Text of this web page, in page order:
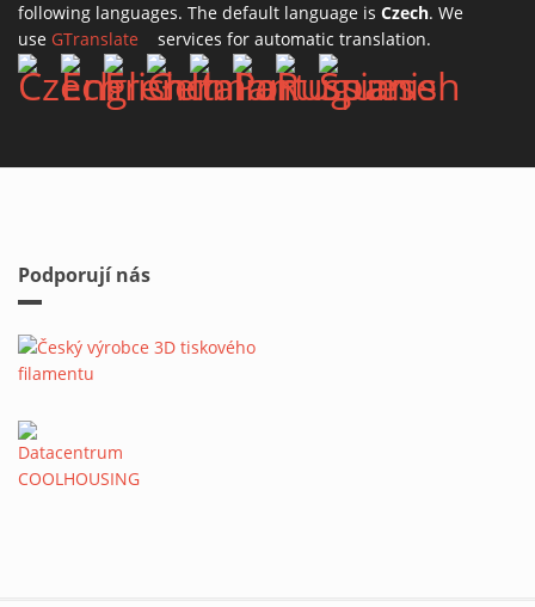
following languages. The default language is Czech. We
use GTranslate (link is external)
services for automatic translation.
Podporují nás